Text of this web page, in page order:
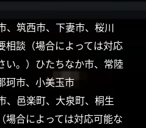
筑西市、下妻市、桜川
談（場合によっては対応
い。）ひたちなか市、常陸
珂市、小美玉市
邑楽町、大泉町、桐生
合によっては対応可能な